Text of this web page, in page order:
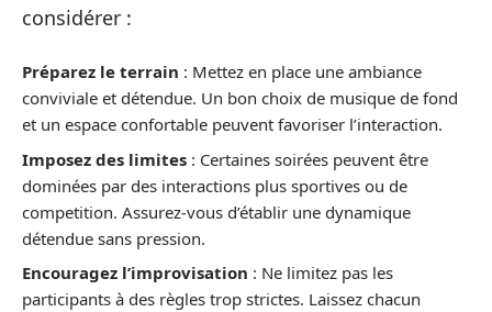
considérer :
Préparez le terrain : Mettez en place une ambiance
conviviale et détendue. Un bon choix de musique de fond
et un espace confortable peuvent favoriser l’interaction.
Imposez des limites : Certaines soirées peuvent être
dominées par des interactions plus sportives ou de
competition. Assurez-vous d’établir une dynamique
détendue sans pression.
Encouragez l’improvisation : Ne limitez pas les
participants à des règles trop strictes. Laissez chacun